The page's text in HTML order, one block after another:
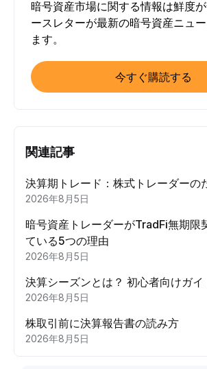
暗号資産市場に関する情報は鮮度
ースレターが最新の暗号資産ニュ
ます。
今すぐ購読する
関連記事
決算期トレード：株式トレーダーの
2026年8月5日
暗号資産トレーダーがTradFi無期限
ている5つの理由
2026年8月5日
決算シーズンとは？ 初心者向けガイ
2026年8月5日
株取引前に決算報告書の読み方
2026年8月5日